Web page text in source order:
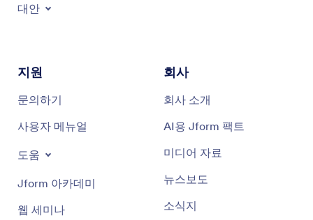
대안
지원
문의하기
사용자 메뉴얼
도움
Jform 아카데미
웹 세미나
회사
회사 소개
AI용 Jform 팩트
미디어 자료
뉴스보도
소식지